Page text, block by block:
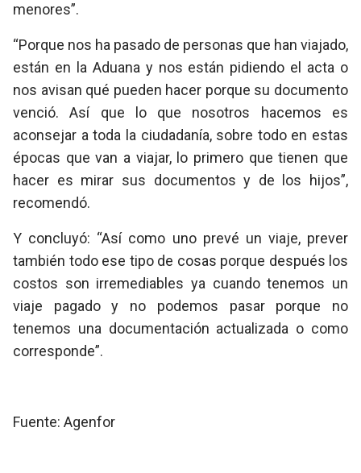
menores”.
“Porque nos ha pasado de personas que han viajado,
están en la Aduana y nos están pidiendo el acta o
nos avisan qué pueden hacer porque su documento
venció. Así que lo que nosotros hacemos es
aconsejar a toda la ciudadanía, sobre todo en estas
épocas que van a viajar, lo primero que tienen que
hacer es mirar sus documentos y de los hijos”,
recomendó.
Y concluyó: “Así como uno prevé un viaje, prever
también todo ese tipo de cosas porque después los
costos son irremediables ya cuando tenemos un
viaje pagado y no podemos pasar porque no
tenemos una documentación actualizada o como
corresponde”.
Fuente: Agenfor